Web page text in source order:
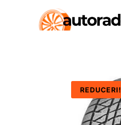
REDUCERI!